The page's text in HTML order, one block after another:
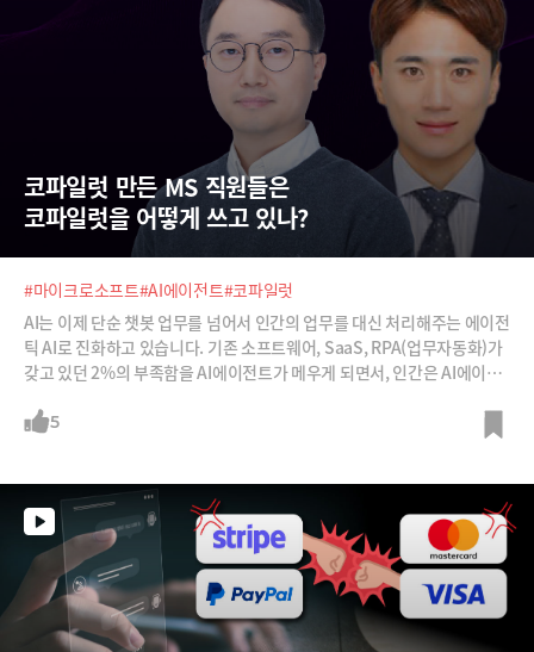
코파일럿 만든 MS 직원들은
코파일럿을 어떻게 쓰고 있나?
#마이크로소프트#AI에이전트#코파일럿
AI는 이제 단순 챗봇 업무를 넘어서 인간의 업무를 대신 처리해주는 에이전
틱 AI로 진화하고 있습니다. 기존 소프트웨어, SaaS, RPA(업무자동화)가
갖고 있던 2%의 부족함을 AI에이전트가 메우게 되면서, 인간은 AI에이전
기면 자동화된 도구를 직접 설계하고 만들어 활용할 수 있는 시대에 진입하
만능 도구는 아니라는 뜻입니다. 내 업무를 잘 정의하고, 자동화할 수 있는
부분을 찾아내 그 지점에 에이전틱 AI를 배치하고 정확한 업무를 할당해야
합니다. 이를 잘 수행하기 위해서는 ①최신의 에이전틱 AI 기술을 잘 이해
해야 하고 ②AI에이전트를 잘 활용하는 다양한 사례를 접해야 하고 ③우리
의 업무를 잘 정의할 수 있어야 하죠.마이크로소프트 이정인 부문장과 안
창주 솔루션
5